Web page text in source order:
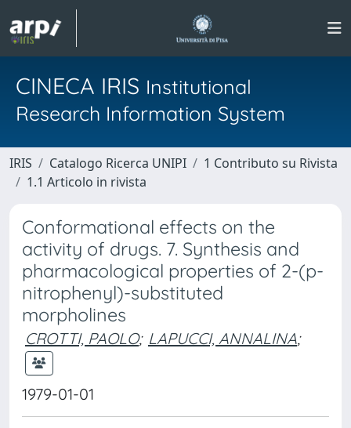
CINECA IRIS Institutional
Research Information System
IRIS Catalogo Ricerca UNIPI
1 Contributo su Rivista
1.1 Articolo in rivista
Conformational effects on the
activity of drugs. 7. Synthesis and
pharmacological properties of 2-(p-
nitrophenyl)-substituted
morpholines
CROTTI, PAOLO; LAPUCCI, ANNALINA;
1979-01-01